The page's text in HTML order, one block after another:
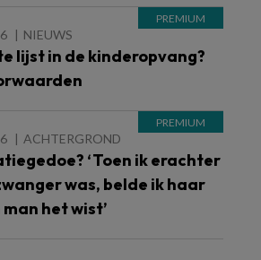
NIEUWS
lijst in de kinderopvang?
ACHTERGROND
‘Toen ik erachter
was, belde ik haar
het wist’